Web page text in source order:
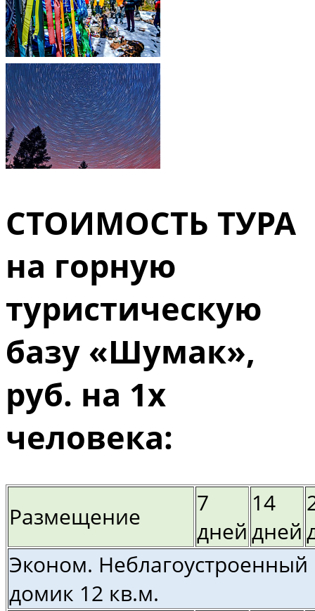
СТОИМОСТЬ ТУРА
на горную
туристическую
базу «Шумак»,
руб. на 1х
человека:
Размещение
7
дней
14
дней
Эконом. Неблагоустроенный
домик 12 кв.м.